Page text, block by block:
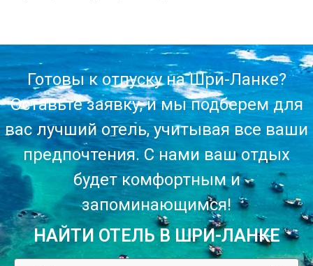
Готовы к отпуску на Шри-Ланке?
Оставьте заявку, и мы подберем для
вас лучший отель, учитывая все ваши
предпочтения. С нами ваш отдых
будет комфортным и
запоминающимся!
НАЙТИ ОТЕЛЬ В ШРИ-ЛАНКЕ